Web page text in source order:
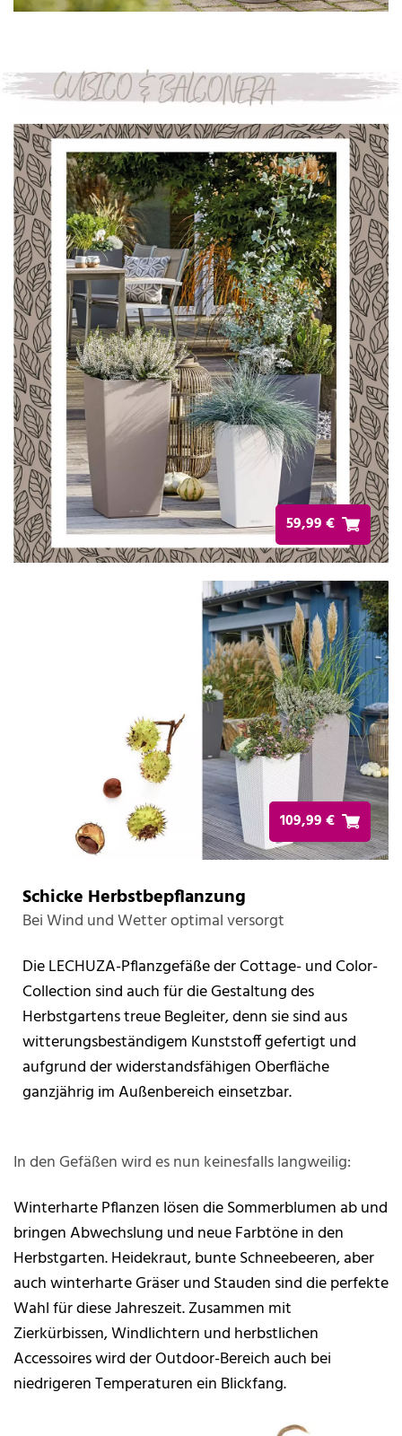
59,99 €
109,99 €
Schicke Herbstbepflanzung
Bei Wind und Wetter optimal versorgt
Die LECHUZA-Pflanzgefäße der Cottage- und Color-
Collection sind auch für die Gestaltung des
Herbstgartens treue Begleiter, denn sie sind aus
witterungsbeständigem Kunststoff gefertigt und
aufgrund der widerstandsfähigen Oberfläche
ganzjährig im Außenbereich einsetzbar.
In den Gefäßen wird es nun keinesfalls langweilig:
Winterharte Pflanzen lösen die Sommerblumen ab und
bringen Abwechslung und neue Farbtöne in den
Herbstgarten. Heidekraut, bunte Schneebeeren, aber
auch winterharte Gräser und Stauden sind die perfekte
Wahl für diese Jahreszeit. Zusammen mit
Zierkürbissen, Windlichtern und herbstlichen
Accessoires wird der Outdoor-Bereich auch bei
niedrigeren Temperaturen ein Blickfang.